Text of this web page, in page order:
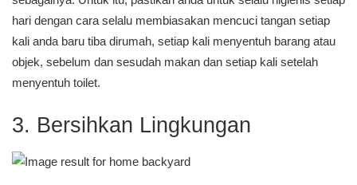
hari dengan cara selalu membiasakan mencuci tangan setiap
kali anda baru tiba dirumah, setiap kali menyentuh barang atau
objek, sebelum dan sesudah makan dan setiap kali setelah
menyentuh toilet.
3. Bersihkan Lingkungan